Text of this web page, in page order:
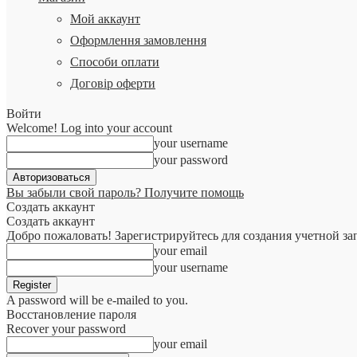
Мой аккаунт
Оформлення замовлення
Способи оплати
Договір оферти
Войти
Welcome! Log into your account
your username
your password
Вы забыли свой пароль? Получите помощь
Создать аккаунт
Создать аккаунт
Добро пожаловать! Зарегистрируйтесь для создания учетной
your email
your username
A password will be e-mailed to you.
Восстановление пароля
Recover your password
your email